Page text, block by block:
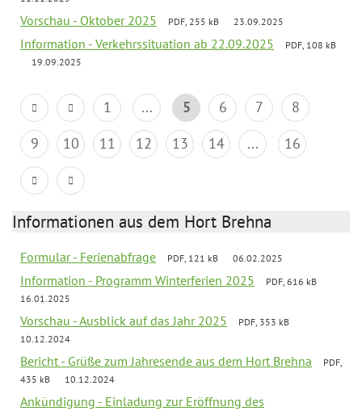
Vorschau - Oktober 2025 PDF, 255 kB 23.09.2025
Information - Verkehrssituation ab 22.09.2025
PDF, 108 kB
19.09.2025
1 ... 5 6 7
8
9
10 11 12 13 14 ... 16
Informationen aus dem Hort Brehna
Formular - Ferienabfrage PDF, 121 kB 06.02.2025
Information - Programm Winterferien 2025
PDF, 616 kB
16.01.2025
Vorschau - Ausblick auf das Jahr 2025
PDF, 353 kB
10.12.2024
Bericht - Grüße zum Jahresende aus dem Hort Brehna
PDF,
435 kB
10.12.2024
Ankündigung - Einladung zur Eröffnung des